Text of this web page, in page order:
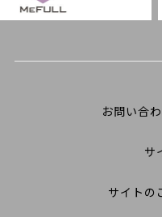
お問い合
サ
サイトの